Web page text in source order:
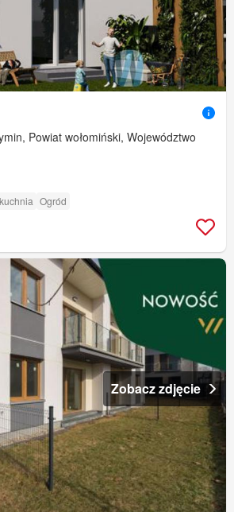
Powiat wołomiński, Województwo
Ogród
Zobacz zdjęcie